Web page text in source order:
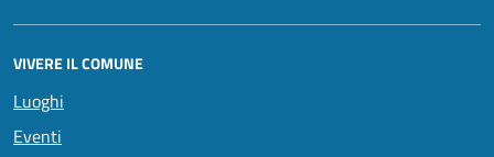
VIVERE IL COMUNE
Luoghi
Eventi